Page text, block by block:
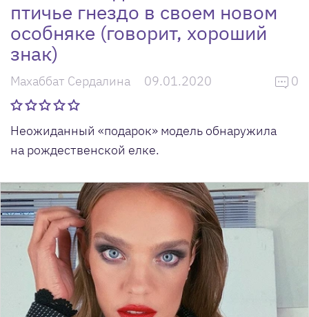
птичье гнездо в своем новом
особняке (говорит, хороший
знак)
Махаббат Сердалина 09.01.2020 0
Неожиданный «подарок» модель обнаружила
на рождественской елке.